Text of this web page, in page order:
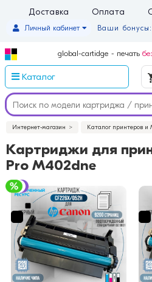
Доставка Оплата
Ваши
Личный кабинет
global-cartidge - печать
Каталог
Интернет-магазин Каталог принтеров и
Картриджи для
Pro M402dne